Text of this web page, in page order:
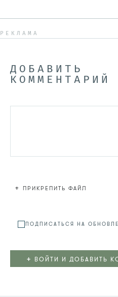
РЕКЛАМА
ДОБАВИТЬ
КОММЕНТАРИЙ
+ ПРИКРЕПИТЬ ФАЙЛ
ПОДПИСАТЬСЯ НА
+ ВОЙТИ И ДОБАВИТЬ